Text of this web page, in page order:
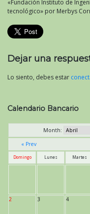
«Fundación Instituto de
tecnológico» por Merbys
Dejar una
Lo siento, debes estar
Calendario Bancario
Month:
« Prev
Domingo Lunes Martes
2 3 4